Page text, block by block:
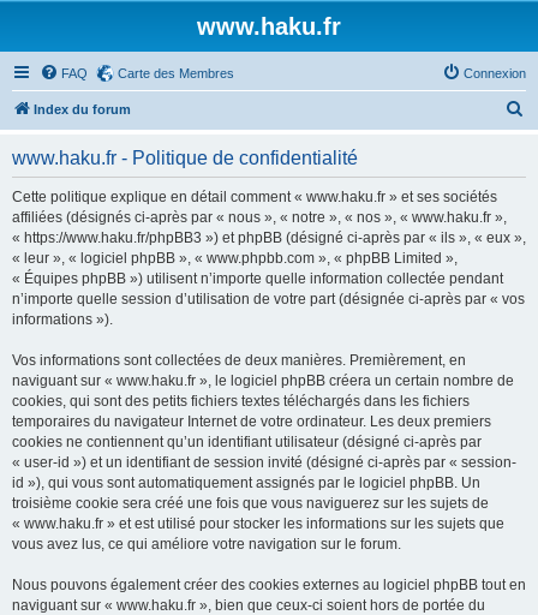
www.haku.fr
FAQ Carte des Membres Connexion
Index du forum
www.haku.fr - Politique de confidentialité
Cette politique explique en détail comment « www.haku.fr » et ses sociétés
affiliées (désignés ci-après par « nous », « notre », « nos », « www.haku.fr »,
« https://www.haku.fr/phpBB3 ») et phpBB (désigné ci-après par « ils », « eux »,
« leur », « logiciel phpBB », « www.phpbb.com », « phpBB Limited »,
« Équipes phpBB ») utilisent n’importe quelle information collectée pendant
n’importe quelle session d’utilisation de votre part (désignée ci-après par « vos
informations »).
Vos informations sont collectées de deux manières. Premièrement, en
naviguant sur « www.haku.fr », le logiciel phpBB créera un certain nombre de
cookies, qui sont des petits fichiers textes téléchargés dans les fichiers
temporaires du navigateur Internet de votre ordinateur. Les deux premiers
cookies ne contiennent qu’un identifiant utilisateur (désigné ci-après par
« user-id ») et un identifiant de session invité (désigné ci-après par « session-
id »), qui vous sont automatiquement assignés par le logiciel phpBB. Un
troisième cookie sera créé une fois que vous naviguerez sur les sujets de
« www.haku.fr » et est utilisé pour stocker les informations sur les sujets que
vous avez lus, ce qui améliore votre navigation sur le forum.
Nous pouvons également créer des cookies externes au logiciel phpBB tout en
naviguant sur « www.haku.fr », bien que ceux-ci soient hors de portée du